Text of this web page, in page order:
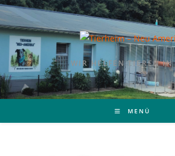
WIR HELFEN TIEREN IN
MENÜ